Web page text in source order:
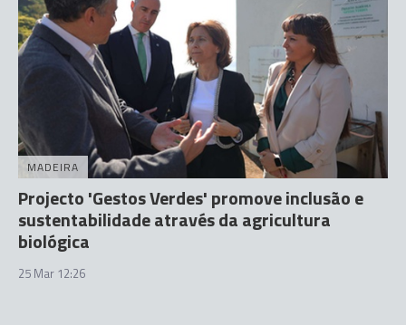
MADEIRA
Projecto 'Gestos Verdes' promove inclusão e
sustentabilidade através da agricultura
biológica
25 Mar 12:26